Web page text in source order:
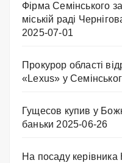
Фірма Семінського
міській раді
2025-07-01
Прокурор області
«Lexus» у
Гущесов купив у
баньки 2025-06-26
На посаду керівника